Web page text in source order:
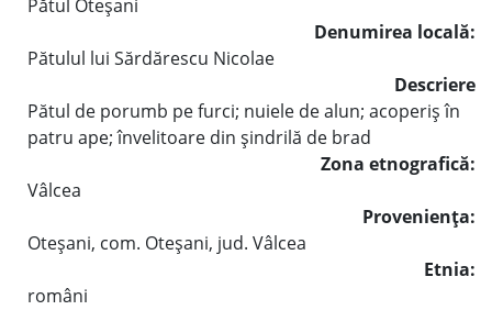
Pătul Oteşani
Denumirea locală:
Pătulul lui Sărdărescu Nicolae
Descriere
Pătul de porumb pe furci; nuiele de alun; acoperiş în
patru ape; învelitoare din şindrilă de brad
Zona etnografică:
Vâlcea
Provenienţa:
Oteşani, com. Oteşani, jud. Vâlcea
Etnia:
români